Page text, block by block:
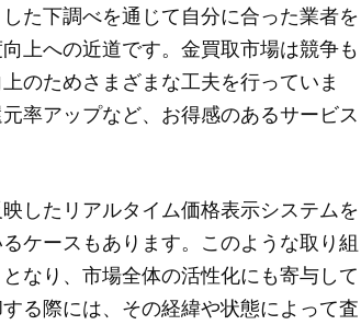
た下調べを通じて自分に合った業者を
上への近道です。金買取市場は競争も
のためさまざまな工夫を行っていま
率アップなど、お得感のあるサービス
したリアルタイム価格表示システムを
ケースもあります。このような取り組
なり、市場全体の活性化にも寄与して
る際には、その経緯や状態によって査